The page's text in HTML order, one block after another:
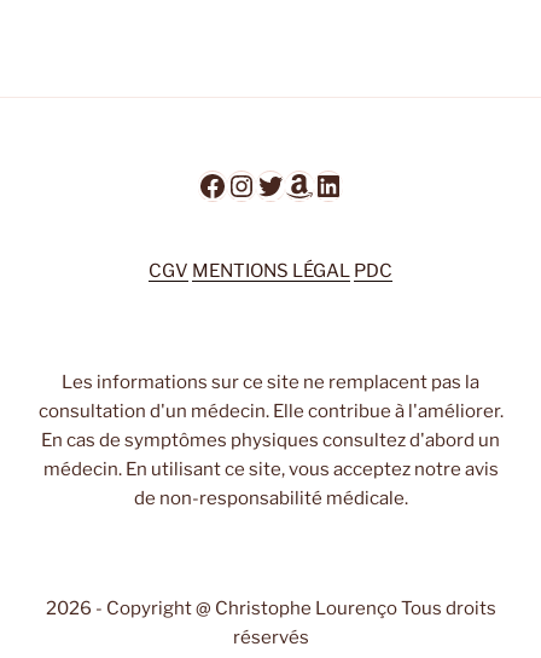
Facebook
Instagram
Twitter
Amazon
LinkedIn
CGV MENTIONS LÉGAL PDC
Les informations sur ce site ne remplacent pas la
consultation d'un médecin. Elle contribue à l'améliorer.
En cas de symptômes physiques consultez d'abord un
médecin. En utilisant ce site, vous acceptez notre avis
de non-responsabilité médicale.
2026 - Copyright @ Christophe Lourenço Tous droits
réservés